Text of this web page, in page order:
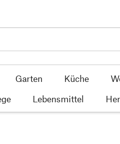
Garten Küche
Lebensmittel